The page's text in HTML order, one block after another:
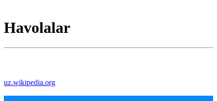
Havolalar
uz.wikipedia.org